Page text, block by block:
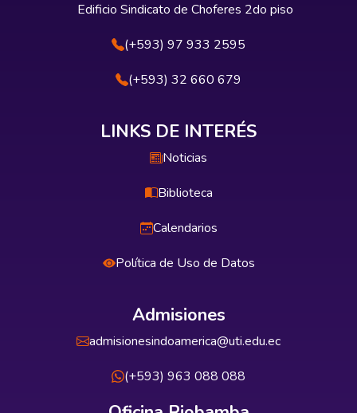
Edificio Sindicato de Choferes 2do piso
(+593) 97 933 2595
(+593) 32 660 679
LINKS DE INTERÉS
Noticias
Biblioteca
Calendarios
Política de Uso de Datos
Admisiones
admisionesindoamerica@uti.edu.ec
(+593) 963 088 088